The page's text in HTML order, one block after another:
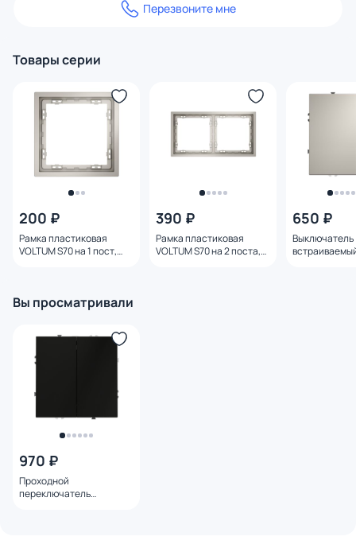
Перезвоните мне
Товары серии
200 ₽
Рамка пластиковая
VOLTUM S70 на 1 пост,
390 ₽
Рамка пластиковая
VOLTUM S70 на 2 поста,
650 ₽
Выключатель
Вы просматривали
970 ₽
Проходной
переключатель